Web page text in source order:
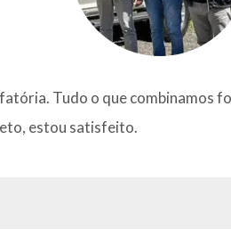
Tudo o que combinamos
estou satisfeito.